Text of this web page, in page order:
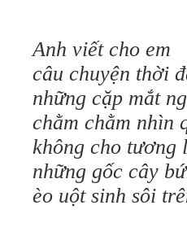
Anh viết cho em
câu chuyện thời
những cặp mắt
chằm chằm nhìn
không cho tương
những gốc cây
èo uột sinh sôi